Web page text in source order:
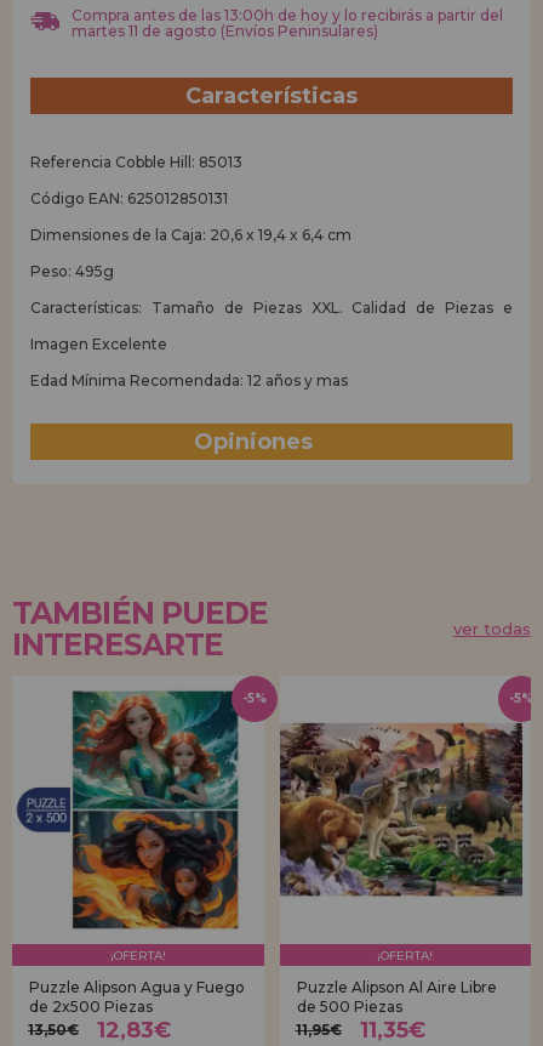
Compra antes de las 13:00h de hoy y lo recibirás a partir del
martes 11 de agosto (Envíos Peninsulares)
Características
Referencia Cobble Hill: 85013
Código EAN: 625012850131
Dimensiones de la Caja: 20,6 x 19,4 x 6,4 cm
Peso: 495g
Características: Tamaño de Piezas XXL. Calidad de Piezas e
Imagen Excelente
Edad Mínima Recomendada: 12 años y mas
Opiniones
TAMBIÉN PUEDE
INTERESARTE
ver todas
¡OFERTA!
Puzzle Alipson Agua y Fuego
de 2x500 Piezas
13,50€
12,83€
-5%
¡OFERTA!
Puzzle Alipson Al Aire Libre
de 500 Piezas
11,95€
11,35€
-5%